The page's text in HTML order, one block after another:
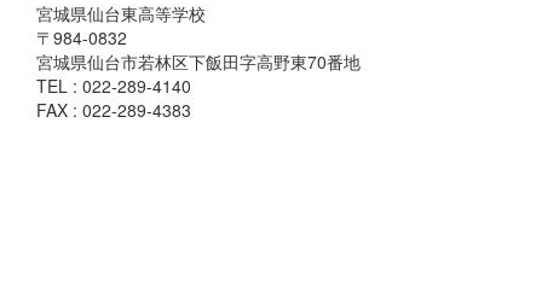
宮城県仙台東高等学校
〒984-0832
宮城県仙台市若林区下飯田字高野東70番地
TEL : 022-289-4140
FAX : 022-289-4383